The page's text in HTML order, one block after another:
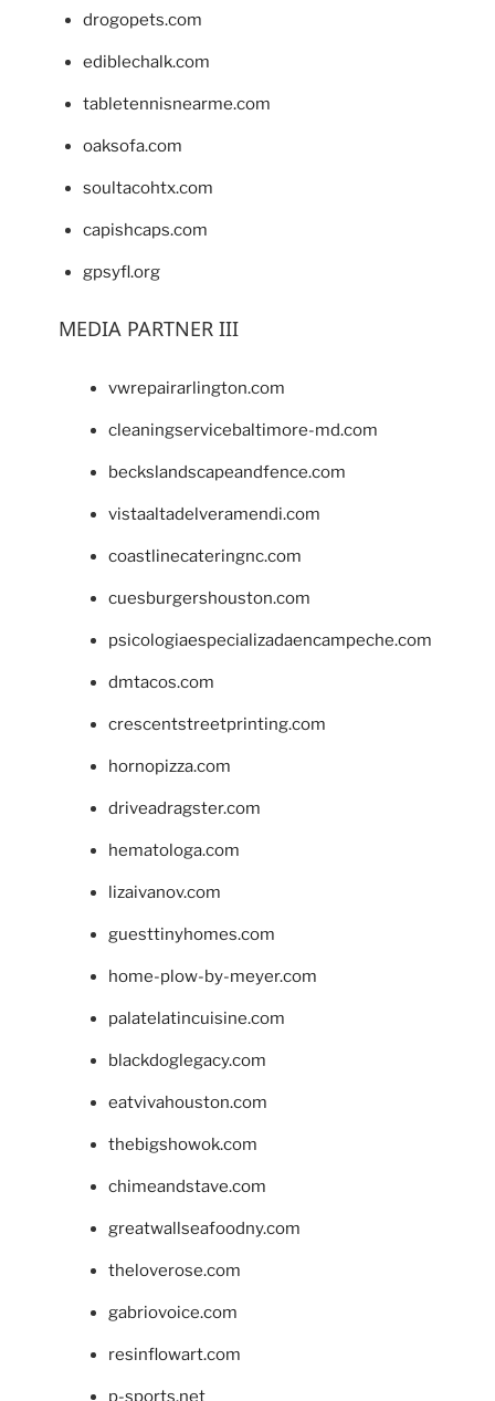
drogopets.com
ediblechalk.com
tabletennisnearme.com
oaksofa.com
soultacohtx.com
capishcaps.com
gpsyfl.org
MEDIA PARTNER III
vwrepairarlington.com
cleaningservicebaltimore-md.com
beckslandscapeandfence.com
vistaaltadelveramendi.com
coastlinecateringnc.com
cuesburgershouston.com
psicologiaespecializadaencampeche.com
dmtacos.com
crescentstreetprinting.com
hornopizza.com
driveadragster.com
hematologa.com
lizaivanov.com
guesttinyhomes.com
home-plow-by-meyer.com
palatelatincuisine.com
blackdoglegacy.com
eatvivahouston.com
thebigshowok.com
chimeandstave.com
greatwallseafoodny.com
theloverose.com
gabriovoice.com
resinflowart.com
p-sports.net